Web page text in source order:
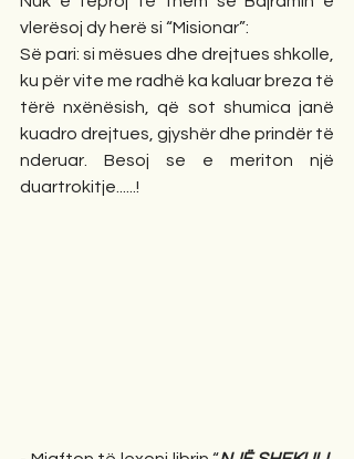
vlerësoj dy herë si “Misionar”:
Së pari: si mësues dhe drejtues shkolle,
ku për vite me radhë ka kaluar breza të
tërë nxënësish, që sot shumica janë
kuadro drejtues, gjyshër dhe prindër të
nderuar. Besoj se e meriton një
duartrokitje......!